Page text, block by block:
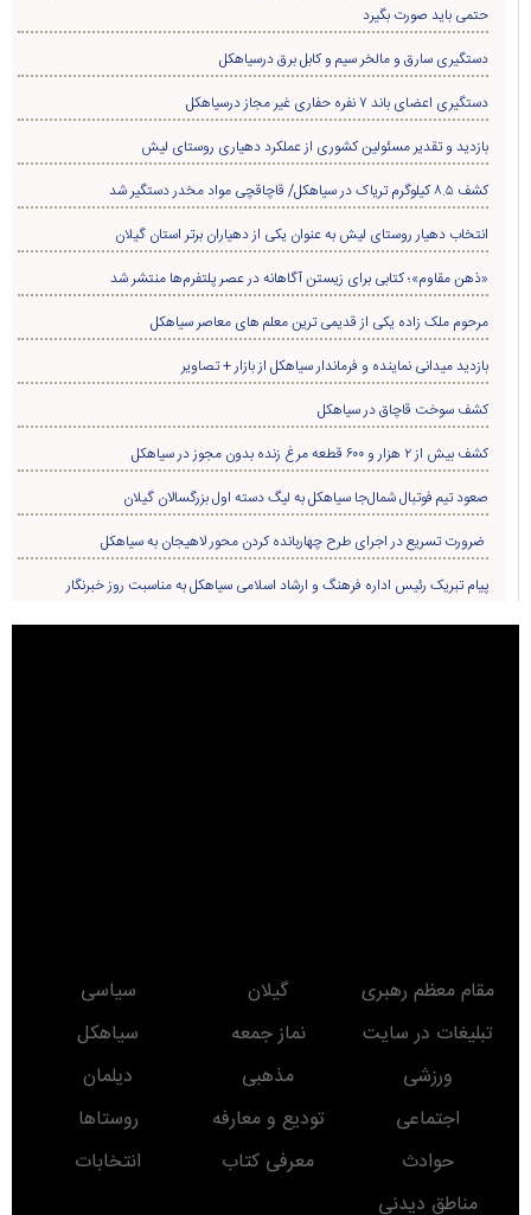
حتمی باید صورت بگیرد
دستگیری سارق و مالخر سیم و کابل برق درسیاهکل
دستگیری اعضای باند ۷ نفره حفاری غير مجاز درسیاهکل
بازدید و تقدیر مسئولین کشوری از عملکرد دهیاری روستای لیش
کشف ۸.۵ کیلوگرم تریاک در سیاهکل/ قاچاقچی مواد مخدر دستگیر شد
انتخاب دهیار روستای لیش به عنوان یکی از دهیاران برتر استان گیلان
«ذهن مقاوم»؛ کتابی برای زیستن آگاهانه در عصر پلتفرم‌ها منتشر شد
مرحوم ملک زاده یکی از قدیمی ترین معلم های معاصر سیاهکل
بازدید میدانی نماینده و فرماندار سیاهکل از بازار + تصاویر
کشف سوخت قاچاق در سياهکل
کشف بیش از ۲ هزار و ۶۰۰ قطعه مرغ زنده بدون مجوز در سیاهکل
صعود تیم فوتبال شمال‌جا‌ سیاهکل به لیگ دسته اول بزرگسالان گیلان
ضرورت تسریع در اجرای طرح چهاربانده کردن محور لاهیجان به سیاهکل
پیام تبریک رئیس اداره فرهنگ و ارشاد اسلامی سیاهکل به مناسبت روز خبرنگار
مقام معظم رهبری گیلان
سیاسی
تبلیغات در سایت
نماز جمعه
سیاهکل
ورزشی
مذهبی
دیلمان